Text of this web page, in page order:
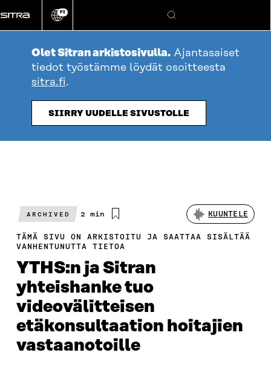
suoraan
sisältöön
Vaihda
kieli
FI
Hae
Olet Sitran arkistosivulla. Ajantasaiset
tiedot työstämme löydät osoitteesta
sitra.fi.
SIIRRY UUDELLE SIVUSTOLLE
ARCHIVED
Arvioitu
2 min KUUNTELE
TÄMÄ SIVU ON ARKISTOITU JA SAATTAA SISÄLTÄÄ
VANHENTUNUTTA TIETOA
YTHS:n ja Sitran
yhteishanke tuo
videovälitteisen
etäkonsultaation hoitajien
vastaanotoille